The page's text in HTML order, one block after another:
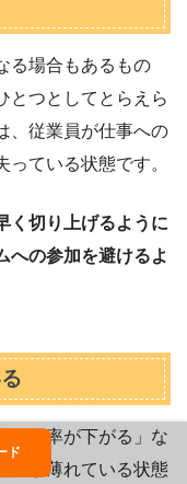
る場合もあるもの
とつとしてとらえら
、従業員が仕事への
ている状態です。
く切り上げるように
への参加を避けるよ
務効率が下がる」な
心が薄れている状態
ド